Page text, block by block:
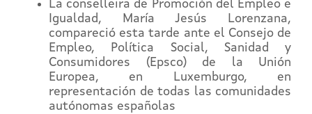
La conselleira de Promoción del Empleo e
Igualdad, María Jesús Lorenzana,
compareció esta tarde ante el Consejo de
Empleo, Política Social, Sanidad y
Consumidores (Epsco) de la Unión
Europea, en Luxemburgo, en
representación de todas las comunidades
autónomas españolas